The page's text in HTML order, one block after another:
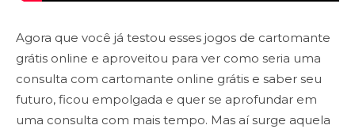
Agora que você já testou esses jogos de cartomante
grátis online e aproveitou para ver como seria uma
consulta com cartomante online grátis e saber seu
futuro, ficou empolgada e quer se aprofundar em
uma consulta com mais tempo. Mas aí surge aquela